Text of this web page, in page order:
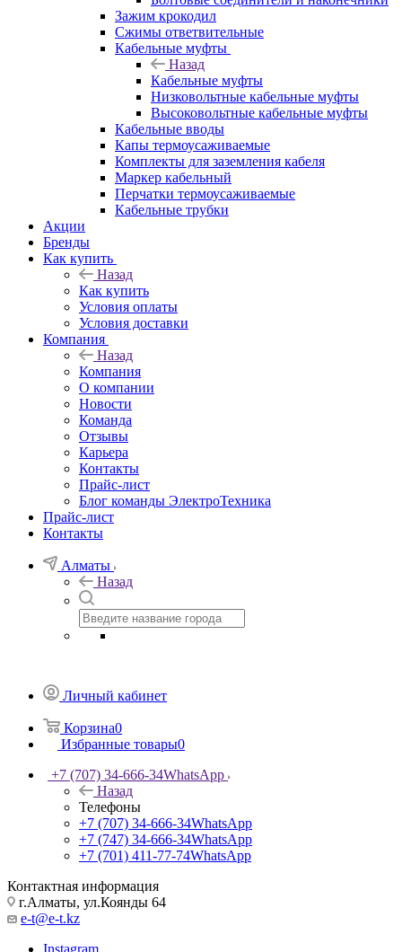
Зажим крокодил
Сжимы ответвительные
Кабельные муфты
Назад
Кабельные муфты
Низковольтные кабельные муфты
Высоковольтные кабельные муфты
Кабельные вводы
Капы термоусаживаемые
Комплекты для заземления кабеля
Маркер кабельный
Перчатки термоусаживаемые
Кабельные трубки
Акции
Бренды
Как купить
Назад
Как купить
Условия оплаты
Условия доставки
Компания
Назад
Компания
О компании
Новости
Команда
Отзывы
Карьера
Контакты
Прайс-лист
Блог команды ЭлектроТехника
Прайс-лист
Контакты
Алматы
Назад
Личный кабинет
Корзина0
Избранные товары0
+7 (707) 34-666-34WhatsApp
Назад
Телефоны
+7 (707) 34-666-34WhatsApp
+7 (747) 34-666-34WhatsApp
+7 (701) 411-77-74WhatsApp
Контактная информация
г.Алматы, ул.Коянды 64
e-t@e-t.kz
Instagram